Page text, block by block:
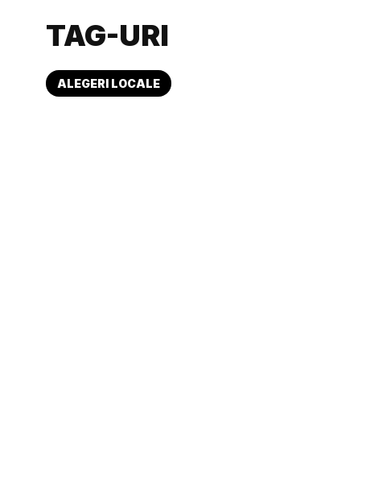
TAG-URI
ALEGERI LOCALE